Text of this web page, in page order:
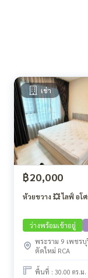
เช่า
฿20,000
ห้วยขวาง 💥 ไลฟ์ อโ
ว่างพร้อมเข้าอยู่
พระราม 9 เพชรบุ
ตัดใหม่ RCA
พื้นที่ : 30.00 ตร.ม.